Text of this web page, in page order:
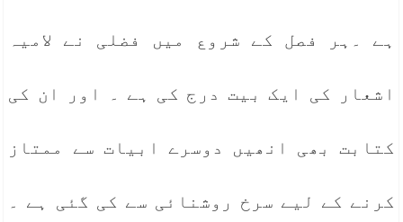
ہے ۔ہر فصل کے شروع میں فضلی نے لامیہ
اشعار کی ایک بیت درج کی ہے ۔ اور ان کی
کتابت بھی انھیں دوسرے ابیات سے ممتاز
کرنے کے لیے سرخ روشنائی سے کی گئی ہے ۔